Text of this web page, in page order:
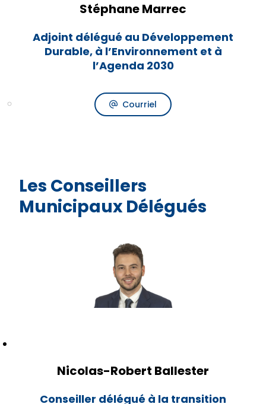
Stéphane Marrec
Adjoint délégué au Développement
Durable, à l’Environnement et à
l’Agenda 2030
Courriel
Les Conseillers
Municipaux Délégués
Nicolas-Robert Ballester
Conseiller délégué à la transition